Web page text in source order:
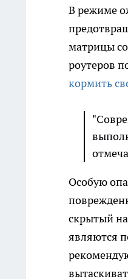
В режиме
матрицы
роутеров
кормить
Особую
скрытый
являются